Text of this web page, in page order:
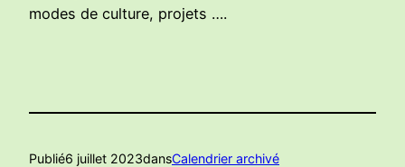
modes de culture, projets ….
Publié6 juillet 2023dansCalendrier archivé